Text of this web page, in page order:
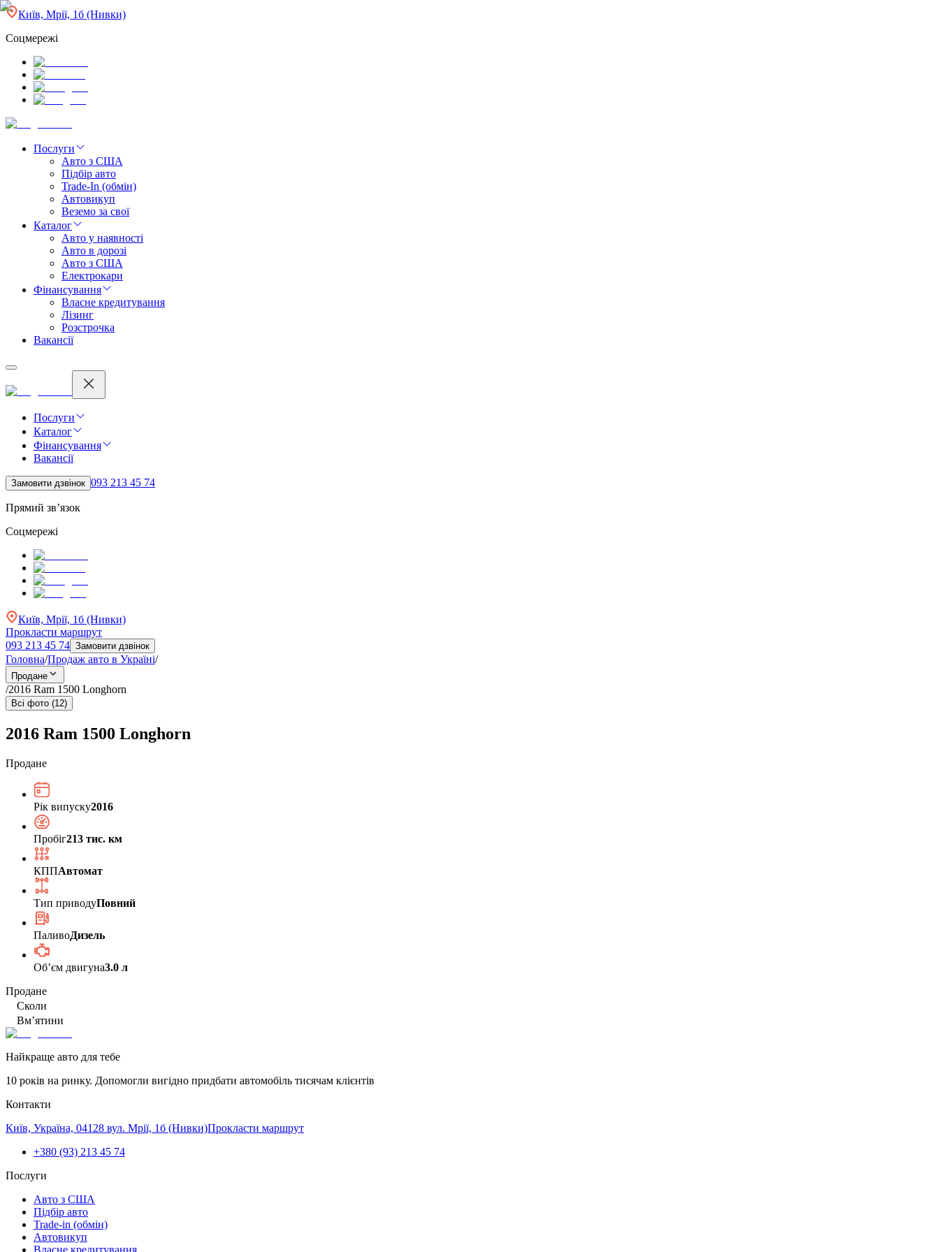
Київ, Мрії, 1б (Нивки)
Соцмережі
Послуги
Авто з США
Підбір авто
Trade-In (обмін)
Автовикуп
Веземо за свої
Каталог
Авто у наявності
Авто в дорозі
Авто з США
Електрокари
Фінансування
Власне кредитування
Лізинг
Розстрочка
Вакансії
Послуги
Каталог
Фінансування
Вакансії
Замовити дзвінок 093 213 45 74
Прямий зв’язок
Соцмережі
Київ, Мрії, 1б (Нивки)
Прокласти маршрут
093 213 45 74 Замовити дзвінок
Головна/Продаж авто в Україні/
Продане
/2016 Ram 1500 Longhorn
Всі фото (12)
2016 Ram 1500 Longhorn
Продане
Рік випуску2016
Пробіг213 тис. км
КППАвтомат
Тип приводуПовний
ПаливоДизель
Обʼєм двигуна3.0 л
Продане
Сколи
Вм’ятини
Найкраще авто для тебе
10 років на ринку. Допомогли вигідно придбати автомобіль тисячам клієнтів
Контакти
Київ, Україна, 04128 вул. Мрії, 1б (Нивки)Прокласти маршрут
+380 (93) 213 45 74
Послуги
Авто з США
Підбір авто
Trade-in (обмін)
Автовикуп
Власне кредитування